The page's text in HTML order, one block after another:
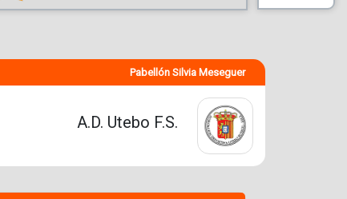
Pabellón Silvia Meseguer
A.D. Utebo F.S.